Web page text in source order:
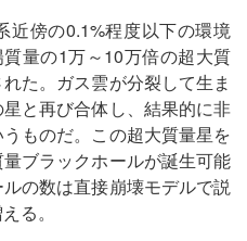
近傍の0.1%程度以下の環境
量の1万～10万倍の超大質
た。ガス雲が分裂して生ま
と再び合体し、結果的に非
ものだ。この超大質量星を
ブラックホールが誕生可能
の数は直接崩壊モデルで説
る。